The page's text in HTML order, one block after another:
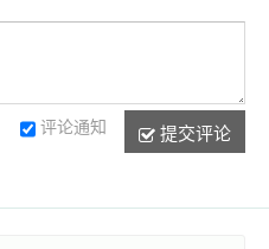
提交评论
评论通知